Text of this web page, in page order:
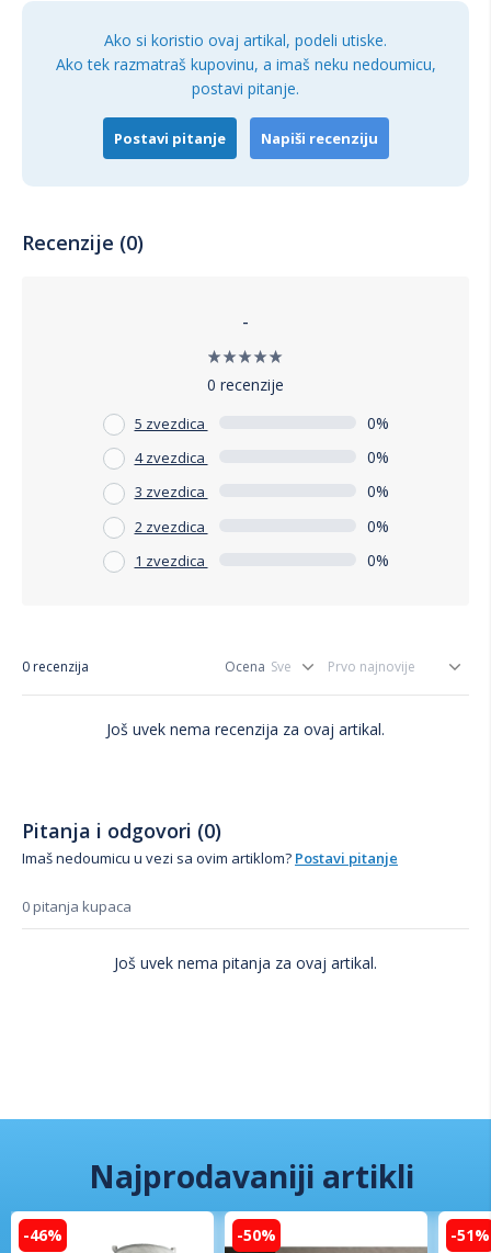
Ako si koristio ovaj artikal, podeli utiske.
Ako tek razmatraš kupovinu, a imaš neku nedoumicu,
postavi pitanje.
Postavi pitanje Napiši recenziju
Recenzije (0)
-
0 recenzije
5 zvezdica 0%
4 zvezdica 0%
3 zvezdica 0%
2 zvezdica 0%
1 zvezdica 0%
0 recenzija Ocena
Još uvek nema recenzija za ovaj artikal.
Pitanja i odgovori (0)
Imaš nedoumicu u vezi sa ovim artiklom? Postavi pitanje
0 pitanja kupaca
Još uvek nema pitanja za ovaj artikal.
Najprodavaniji artikli
-46% -50% -51%